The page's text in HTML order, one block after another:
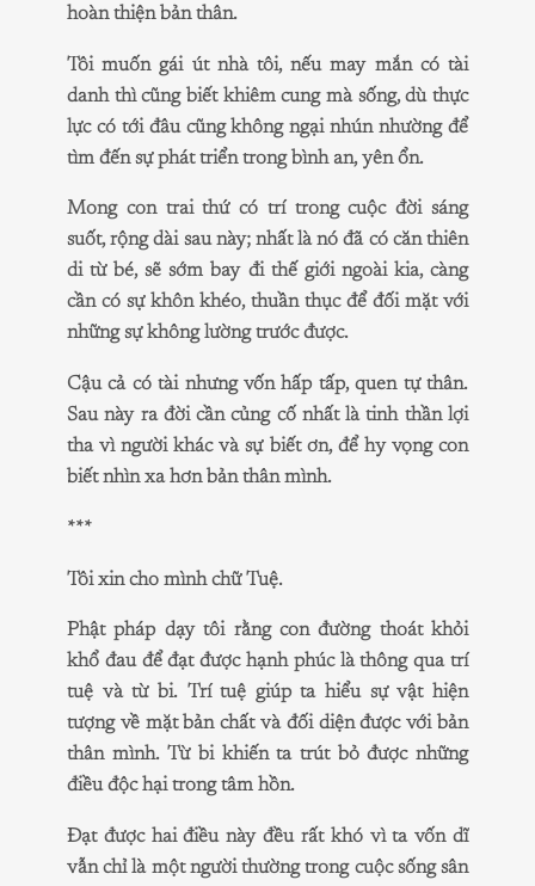
hoàn thiện bản thân.
Tôi muốn gái út nhà tôi, nếu may mắn có tài
danh thì cũng biết khiêm cung mà sống, dù thực
lực có tới đâu cũng không ngại nhún nhường để
tìm đến sự phát triển trong bình an, yên ổn.
Mong con trai thứ có trí trong cuộc đời sáng
suốt, rộng dài sau này; nhất là nó đã có căn thiên
di từ bé, sẽ sớm bay đi thế giới ngoài kia, càng
cần có sự khôn khéo, thuần thục để đối mặt với
những sự không lường trước được.
Cậu cả có tài nhưng vốn hấp tấp, quen tự thân.
Sau này ra đời cần củng cố nhất là tinh thần lợi
tha vì người khác và sự biết ơn, để hy vọng con
biết nhìn xa hơn bản thân mình.
***
Tôi xin cho mình chữ Tuệ.
Phật pháp dạy tôi rằng con đường thoát khỏi
khổ đau để đạt được hạnh phúc là thông qua trí
tuệ và từ bi. Trí tuệ giúp ta hiểu sự vật hiện
tượng về mặt bản chất và đối diện được với bản
thân mình. Từ bi khiến ta trút bỏ được những
điều độc hại trong tâm hồn.
Đạt được hai điều này đều rất khó vì ta vốn dĩ
vẫn chỉ là một người thường trong cuộc sống sân